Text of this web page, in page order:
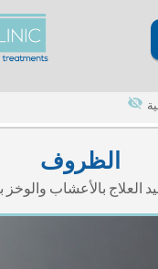
الظروف
العلاج بالأعشاب والوخز